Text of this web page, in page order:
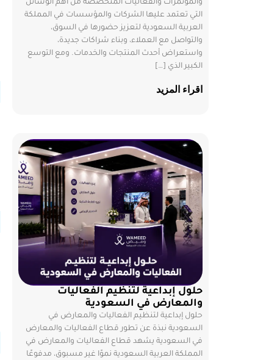
والمؤتمرات والفعاليات المتخصصة من أهم الوسائل
التي تعتمد عليها الشركات والمؤسسات في المملكة
العربية السعودية لتعزيز حضورها في السوق،
والتواصل مع العملاء، وبناء شراكات جديدة،
واستعراض أحدث المنتجات والخدمات. ومع التوسع
الكبير الذي […]
اقراء المزيد
حلول إبداعية لتنظيم الفعاليات
والمعارض في السعودية
حلول إبداعية لتنظيم الفعاليات والمعارض في
السعودية نبذة عن تطور قطاع الفعاليات والمعارض
في السعودية يشهد قطاع الفعاليات والمعارض في
المملكة العربية السعودية نموًا غير مسبوق، مدفوعًا